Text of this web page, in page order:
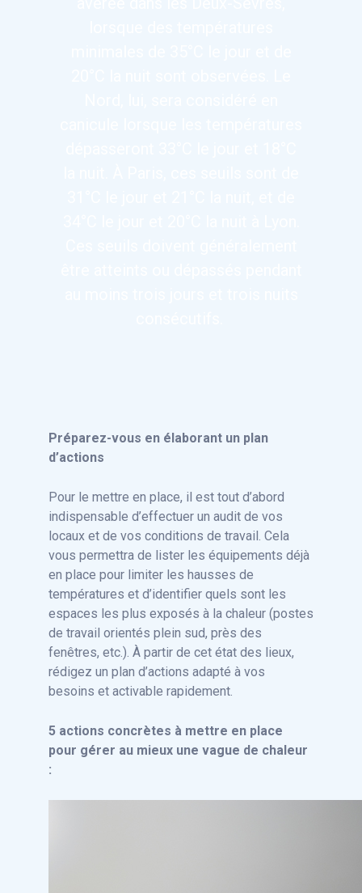
Préparez-vous en élaborant un plan
d’actions
Pour le mettre en place, il est tout d’abord
indispensable d’effectuer un audit de vos
locaux et de vos conditions de travail. Cela
vous permettra de lister les équipements déjà
en place pour limiter les hausses de
températures et d’identifier quels sont les
espaces les plus exposés à la chaleur (postes
de travail orientés plein sud, près des
fenêtres, etc.). À partir de cet état des lieux,
rédigez un plan d’actions adapté à vos
besoins et activable rapidement.
5 actions concrètes à mettre en place
pour gérer au mieux une vague de chaleur
: